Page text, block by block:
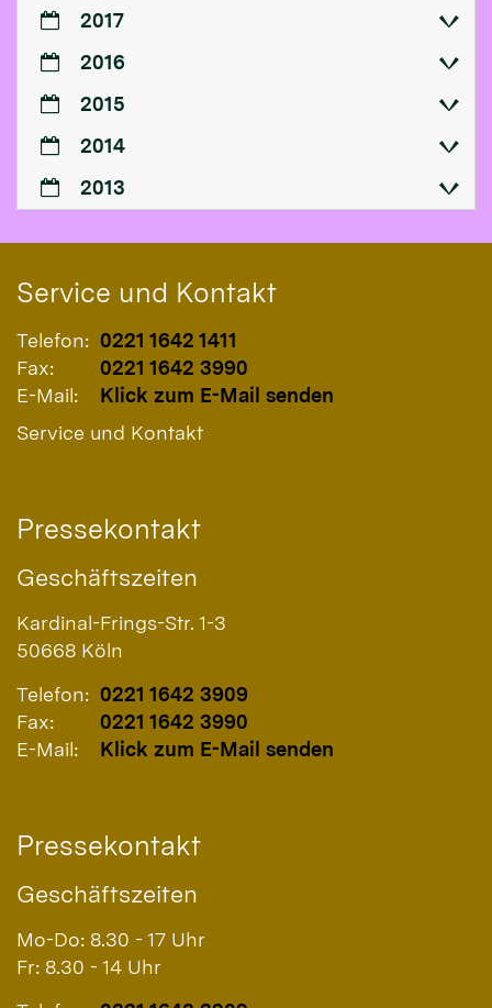
2017
2016
2015
2014
2013
Service und Kontakt
Telefon: 0221 1642 1411
Fax:
0221 1642 3990
E-Mail:
Klick zum E-Mail senden
Service und Kontakt
Pressekontakt
Geschäftszeiten
Kardinal-Frings-Str. 1-3
50668 Köln
Telefon: 0221 1642 3909
Fax:
0221 1642 3990
E-Mail:
Klick zum E-Mail senden
Pressekontakt
Geschäftszeiten
Mo-Do: 8.30 - 17 Uhr
Fr: 8.30 - 14 Uhr